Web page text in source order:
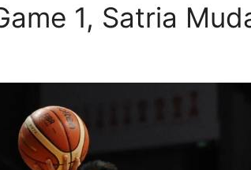
1, Satria